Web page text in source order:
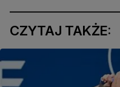
CZYTAJ TAKŻE: